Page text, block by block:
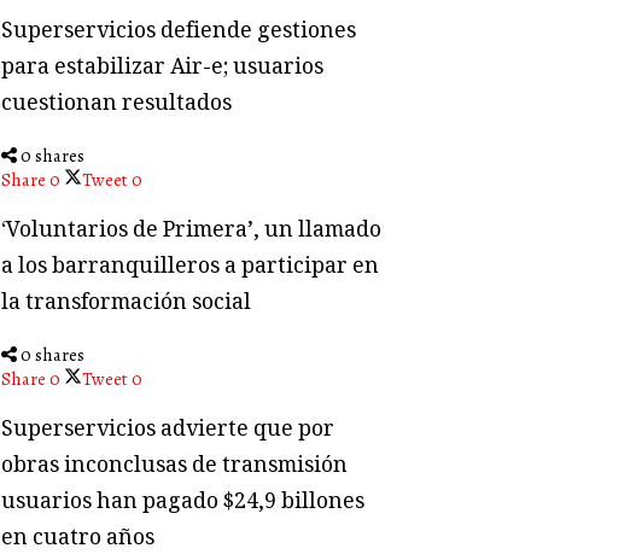
Superservicios defiende gestiones
para estabilizar Air-e; usuarios
cuestionan resultados
0 shares
Share 0 Tweet0
‘Voluntarios de Primera’, un llamado
a los barranquilleros a participar en
la transformación social
0 shares
Share 0 Tweet0
Superservicios advierte que por
obras inconclusas de transmisión
usuarios han pagado $24,9 billones
en cuatro años